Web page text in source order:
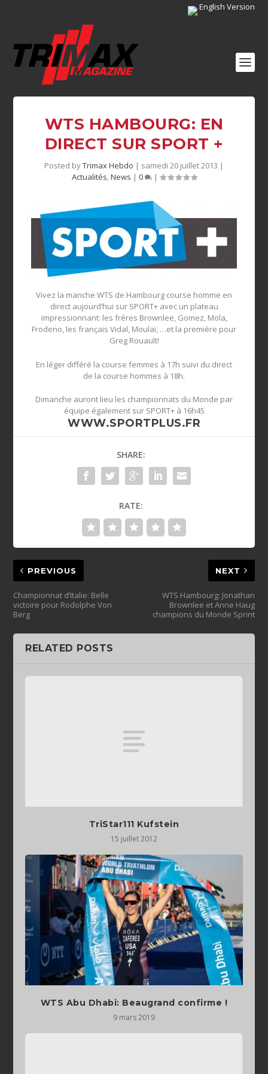
English Version
WTS HAMBOURG: EN
DIRECT SUR SPORT +
Posted byTrimax Hebdo | samedi 20 juillet 2013 |
Actualités,News | 0 |
Vivez la manche WTS de Hambourg course homme en
direct aujourd’hui sur SPORT+ avec un plateau
impressionnant: les frères Brownlee, Gomez, Mola,
Frodeno, les français Vidal, Moulaï, …et la première pour
Greg Rouault!
En léger différé la course femmes à 17h suivi du direct
de la course hommes à 18h.
Dimanche auront lieu les championnats du Monde par
équipe également sur SPORT+ à 16h45
WWW.SPORTPLUS.FR
SHARE:
RATE:
PREVIOUS
Championnat d’Italie: Belle
victoire pour Rodolphe Von
Berg
NEXT
WTS Hambourg: Jonathan
Brownlee et Anne Haug
champions du Monde Sprint
RELATED POSTS
TriStar111 Kufstein
15 juillet 2012
WTS Abu Dhabi: Beaugrand confirme !
9 mars 2019